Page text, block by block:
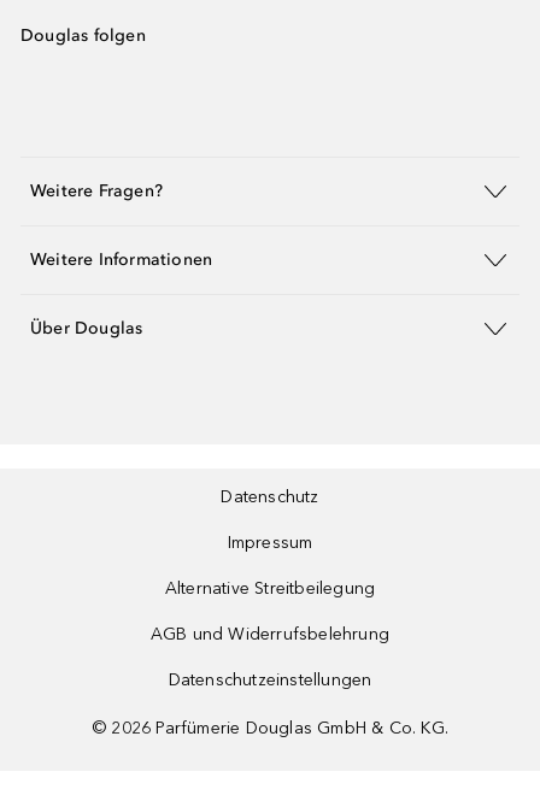
Douglas folgen
Weitere Fragen?
Weitere Informationen
Über Douglas
Datenschutz
Impressum
Alternative Streitbeilegung
AGB und Widerrufsbelehrung
Datenschutzeinstellungen
© 2026 Parfümerie Douglas GmbH & Co. KG.